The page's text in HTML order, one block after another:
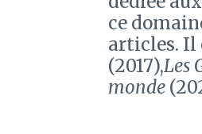
ce
articles. Il
(2017),Les
monde